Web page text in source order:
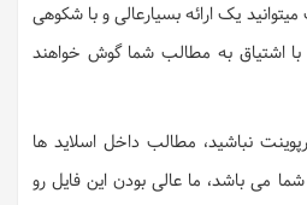
میتوانید یک ارائه بسیارعالی و با شکوهی
اشتیاق به مطالب شما گوش خواهند
نباشید، مطالب داخل اسلاید ها
می باشد، ما عالی بودن این فایل رو